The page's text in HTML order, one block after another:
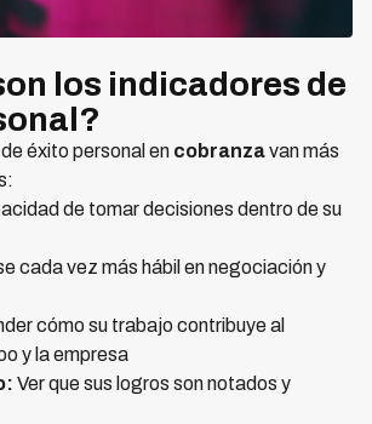
los indicadores de
de éxito personal en cobranzavan más
de tomar decisiones dentro de su
cada vez más hábil en negociación y
cómo su trabajo contribuye al
y la empresa
Ver que sus logros son notados y